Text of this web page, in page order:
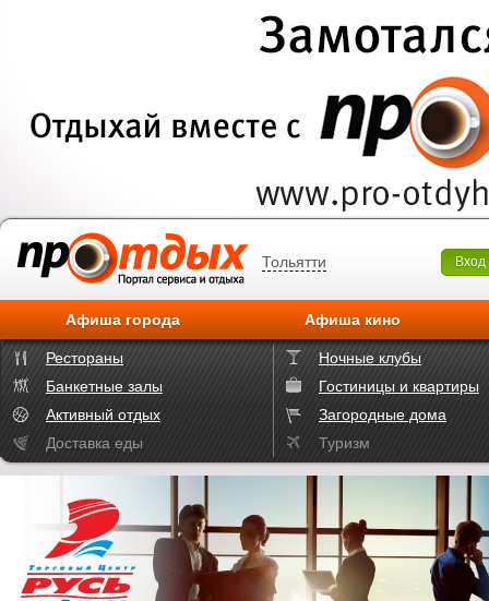
Тольятти Вход
Афиша города Афиша кино
Рестораны
Ночные клубы
Банкетные залы
Гостиницы и квартиры
Активный отдых
Загородные дома
Доставка еды
Туризм